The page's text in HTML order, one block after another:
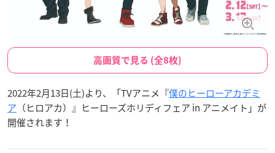
高画質で見る (全8枚)
2022年2月13日(土)より、「TVアニメ『僕のヒーローアカデミ
ア （ヒロアカ）』ヒーローズホリディフェア in アニメイト」が
開催されます！